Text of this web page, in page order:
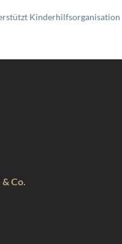
Kinderhilfsorganisation
Co.